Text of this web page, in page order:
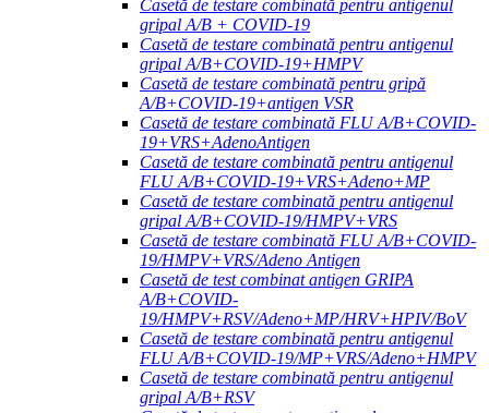
Casetă de testare combinată pentru antigenul
gripal A/B + COVID-19
Casetă de testare combinată pentru antigenul
gripal A/B+COVID-19+HMPV
Casetă de testare combinată pentru gripă
A/B+COVID-19+antigen VSR
Casetă de testare combinată FLU A/B+COVID-
19+VRS+AdenoAntigen
Casetă de testare combinată pentru antigenul
FLU A/B+COVID-19+VRS+Adeno+MP
Casetă de testare combinată pentru antigenul
gripal A/B+COVID-19/HMPV+VRS
Casetă de testare combinată FLU A/B+COVID-
19/HMPV+VRS/Adeno Antigen
Casetă de test combinat antigen GRIPA
A/B+COVID-
19/HMPV+RSV/Adeno+MP/HRV+HPIV/BoV
Casetă de testare combinată pentru antigenul
FLU A/B+COVID-19/MP+VRS/Adeno+HMPV
Casetă de testare combinată pentru antigenul
gripal A/B+RSV